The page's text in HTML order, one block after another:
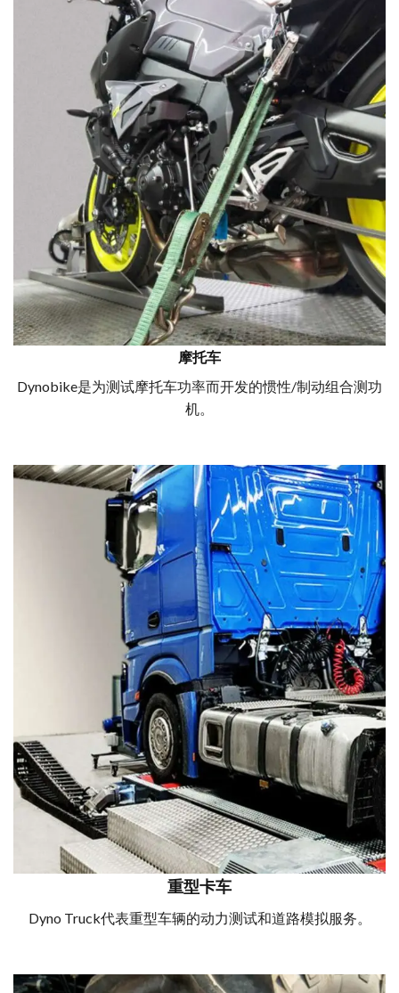
摩托车
Dynobike是为测试摩托车功率而开发的惯性/制动组合测功
机。
重型卡车
Dyno Truck代表重型车辆的动力测试和道路模拟服务。